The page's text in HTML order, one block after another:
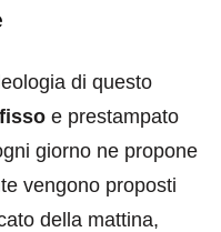
di questo
e prestampato
giorno ne propone
vengono proposti
della mattina,